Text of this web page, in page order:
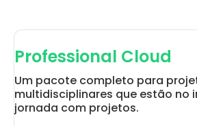
Professional Cloud
Um pacote completo para
multidisciplinares que estão no
jornada com projetos.